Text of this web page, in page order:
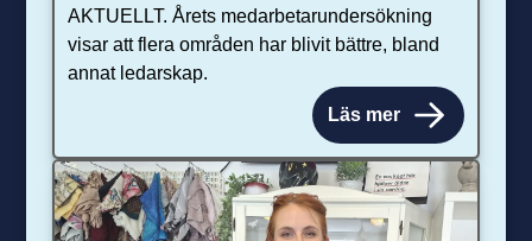
AKTUELLT. Årets medarbetarundersökning
visar att flera områden har blivit bättre, bland
annat ledarskap.
Läs mer